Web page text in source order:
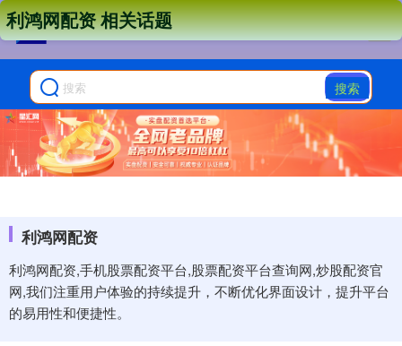
搜索
利鸿网配资
利鸿网配资,手机股票配资平台,股票配资平台查询网,炒股配资官
网,我们注重用户体验的持续提升，不断优化界面设计，提升平台
的易用性和便捷性。
利鸿网配资 相关话题